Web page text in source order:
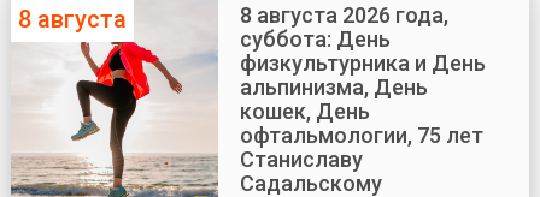
8 августа
8 августа 2026 года,
суббота: День
физкультурника и День
альпинизма, День
кошек, День
офтальмологии, 75 лет
Станиславу
Садальскому